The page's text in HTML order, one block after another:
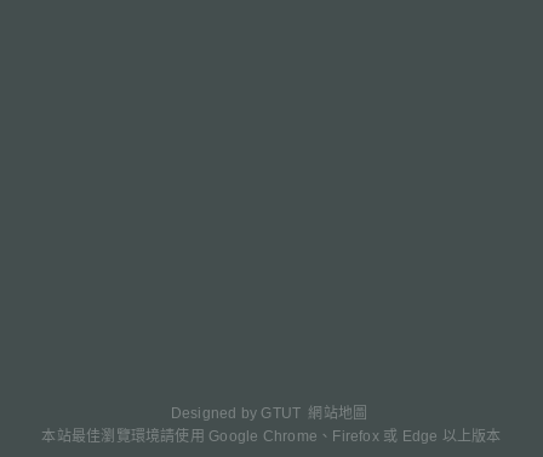
Designed by GTUT 網站地圖
本站最佳瀏覽環境請使用 Google Chrome、Firefox 或 Edge 以上版本